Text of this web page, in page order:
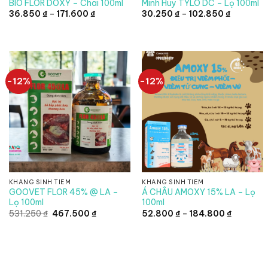
BIO FLOR DOXY – Chai 100ml
36.850 ₫ – 171.600 ₫Khoảng
171.600 ₫
Minh Huy TYLO DC – Lọ 100ml
30.250₫ – 102.850₫Khoảng
102.850 ₫
-12%
KHÁNG SINH TIÊM
GOOVET FLOR 45% @ LA –
Lọ 100ml
531.250₫ Giá
467.500 ₫Giá
-12%
KHÁNG SINH TIÊM
Á CHÂU AMOXY 15% LA – Lọ
100ml
52.800 ₫ – 184.800 ₫Khoảng